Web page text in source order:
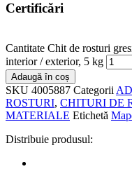
Certificări
Cantitate Chit de rosturi
interior / exterior, 5 kg
Adaugă în coș
SKU 4005887 Categorii
ROSTURI, CHITURI DE
MATERIALE Etichetă
Distribuie produsul: